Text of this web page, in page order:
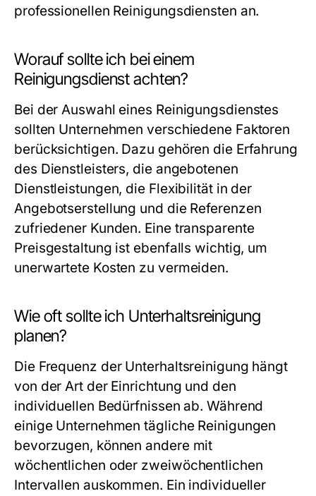
professionellen Reinigungsdiensten an.
Worauf sollte ich bei einem
Reinigungsdienst achten?
Bei der Auswahl eines Reinigungsdienstes
sollten Unternehmen verschiedene Faktoren
berücksichtigen. Dazu gehören die Erfahrung
des Dienstleisters, die angebotenen
Dienstleistungen, die Flexibilität in der
Angebotserstellung und die Referenzen
zufriedener Kunden. Eine transparente
Preisgestaltung ist ebenfalls wichtig, um
unerwartete Kosten zu vermeiden.
Wie oft sollte ich Unterhaltsreinigung
planen?
Die Frequenz der Unterhaltsreinigung hängt
von der Art der Einrichtung und den
individuellen Bedürfnissen ab. Während
einige Unternehmen tägliche Reinigungen
bevorzugen, können andere mit
wöchentlichen oder zweiwöchentlichen
Intervallen auskommen. Ein individueller